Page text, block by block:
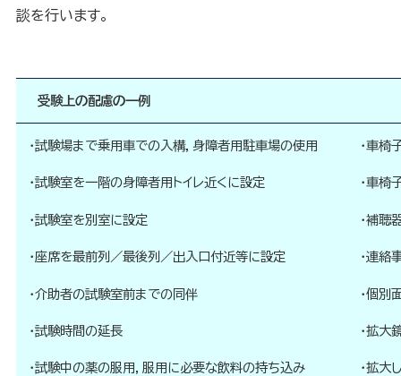
談を行います。
受験上の配慮の一例
・試験場まで乗用車での入構， 身障者用駐車場の使用
・試験室を一階の身障者用トイレ近くに設定
・試験室を別室に設定
・座席を最前列／最後列／出入口付近等に設定
・介助者の試験室前までの同伴
・試験時間の延長
・試験中の薬の服用，服用に必要な飲料の持ち込み
・車椅
・車椅
・補聴
・連絡
・個別
・拡大
・拡大